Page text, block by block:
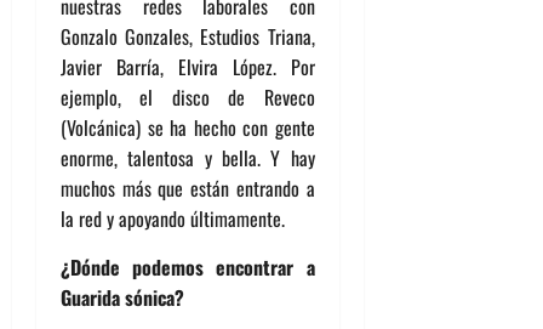
nuestras redes laborales con
Gonzalo Gonzales, Estudios Triana,
Javier Barría, Elvira López. Por
ejemplo, el disco de Reveco
(Volcánica) se ha hecho con gente
enorme, talentosa y bella. Y hay
muchos más que están entrando a
la red y apoyando últimamente.
¿Dónde podemos encontrar a
Guarida sónica?